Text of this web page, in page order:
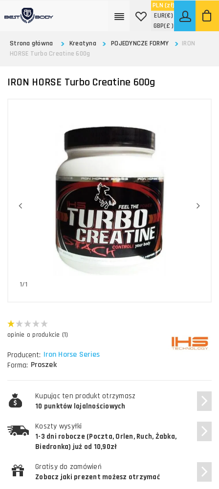
PLN (zł)
EUR(€)
GBP(£ )
Strona główna
Kreatyna POJEDYNCZE FORMY
IRON
HORSE Turbo Creatine 600g
IRON HORSE Turbo Creatine 600g
1/1
opinie o produkcie (1)
Producent: Iron Horse Series
Forma: Proszek
Kupując ten produkt otrzymasz
10 punktów lojalnościowych
Koszty wysyłki
1-3 dni robocze (Poczta, Orlen, Ruch, Żabka,
Biedronka) już od 10,90zł
Gratisy do zamówień
Zobacz jaki prezent możesz otrzymać